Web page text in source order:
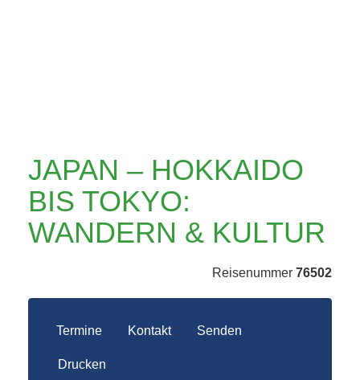
JAPAN – HOKKAIDO
BIS TOKYO:
WANDERN & KULTUR
Reisenummer 76502
Termine Kontakt Senden
Drucken